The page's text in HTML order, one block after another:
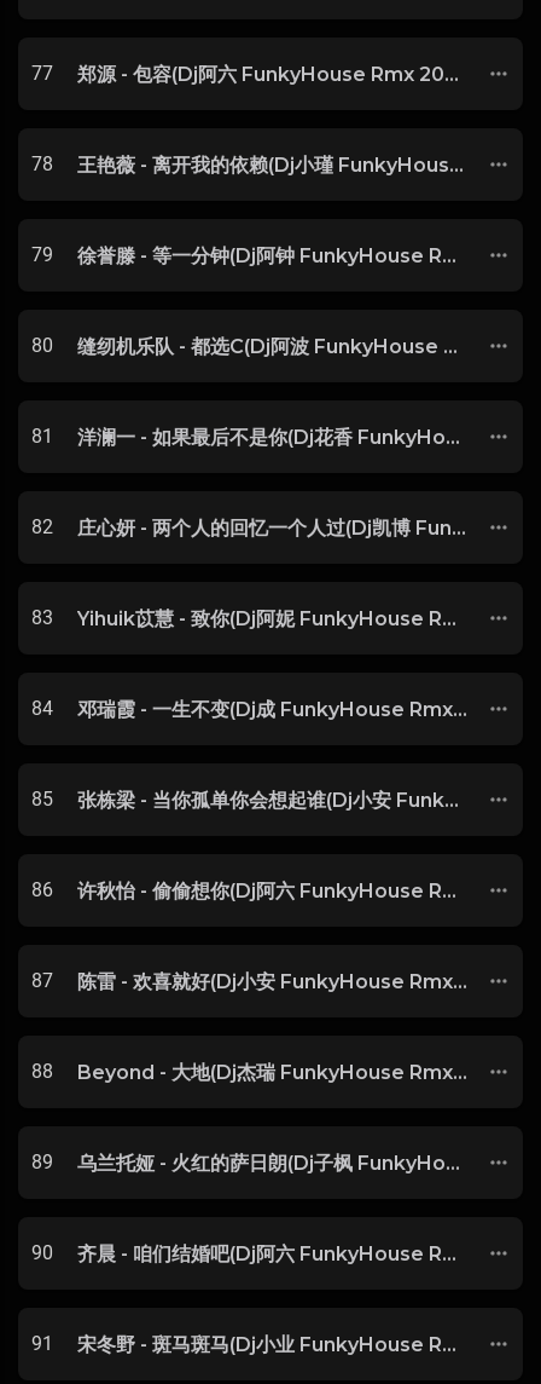
77 郑源 - 包容(Dj阿六 FunkyHouse Rmx 2025) -
78 王艳薇 - 离开我的依赖(Dj小瑾 FunkyHouse Rmx 2025) -
79 徐誉滕 - 等一分钟(Dj阿钟 FunkyHouse Rmx 2025) -
80 缝纫机乐队 - 都选C(Dj阿波 FunkyHouse Rmx 2025) -
81 洋澜一 - 如果最后不是你(Dj花香 FunkyHouse Rmx 2025) -
82 庄心妍 - 两个人的回忆一个人过(Dj凯博 FunkyHouse Rmx 2025) -
83 Yihuik苡慧 - 致你(Dj阿妮 FunkyHouse Rmx 2025) -
84 邓瑞霞 - 一生不变(Dj成 FunkyHouse Rmx 2025 粤语) -
85 张栋梁 - 当你孤单你会想起谁(Dj小安 FunkyHouse Rmx 2025) -
86 许秋怡 - 偷偷想你(Dj阿六 FunkyHouse Rmx 2025 粤语) -
87 陈雷 - 欢喜就好(Dj小安 FunkyHouse Rmx 2025 闽南语) -
88 Beyond - 大地(Dj杰瑞 FunkyHouse Rmx 2025 粤语) -
89 乌兰托娅 - 火红的萨日朗(Dj子枫 FunkyHouse Rmx 2025) -
90 齐晨 - 咱们结婚吧(Dj阿六 FunkyHouse Rmx 2025) -
91 宋冬野 - 斑马斑马(Dj小业 FunkyHouse Rmx 2025) -